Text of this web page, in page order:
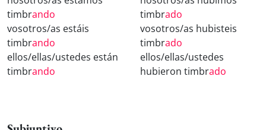
timbrando
vosotros/as estáis
timbrando
ellos/ellas/ustedes están
timbrando
timbrado
vosotros/as hubisteis
timbrado
ellos/ellas/ustedes
hubieron timbrado